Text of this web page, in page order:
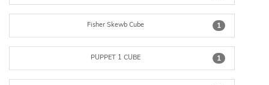
1
Fisher Skewb Cube
1
PUPPET 1 CUBE